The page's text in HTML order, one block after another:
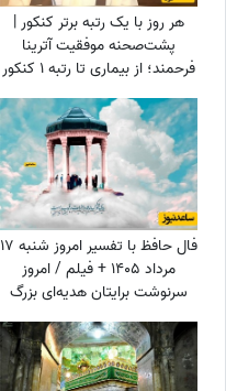
هر روز با یک رتبه برتر کنکور |
پشت‌صحنه موفقیت آترینا
فرحمند؛ از بیماری تا رتبه 1 کنکور
فال حافظ با تفسیر امروز شنبه 17
مرداد 1405 + فیلم / امروز
سرنوشت برایتان هدیه‌ای بزرگ
خیلی زود درِ خانه‌تان را می‌زنند!